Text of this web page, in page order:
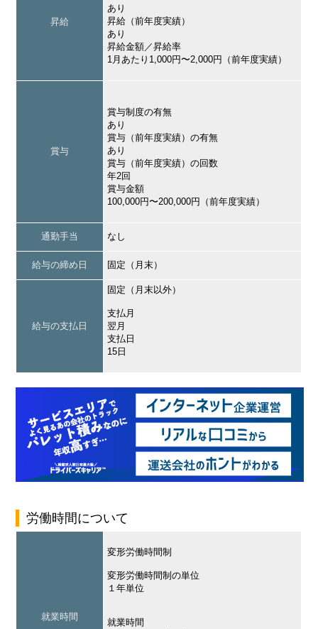
昇給
あり
昇給（前年度実績）
あり
昇給金額／昇給率
1月あたり1,000円〜2,000円（前年度実績）
賞与
賞与制度の有無
あり
賞与（前年度実績）の有無
あり
賞与（前年度実績）の回数
年2回
賞与金額
100,000円〜200,000円（前年度実績）
通勤手当 なし
給与の締め日 固定（月末）
給与の支払日
固定（月末以外）
支払月
翌月
支払日
15日
労働時間について
就業時間
変形労働時間制
変形労働時間制の単位
１年単位
就業時間